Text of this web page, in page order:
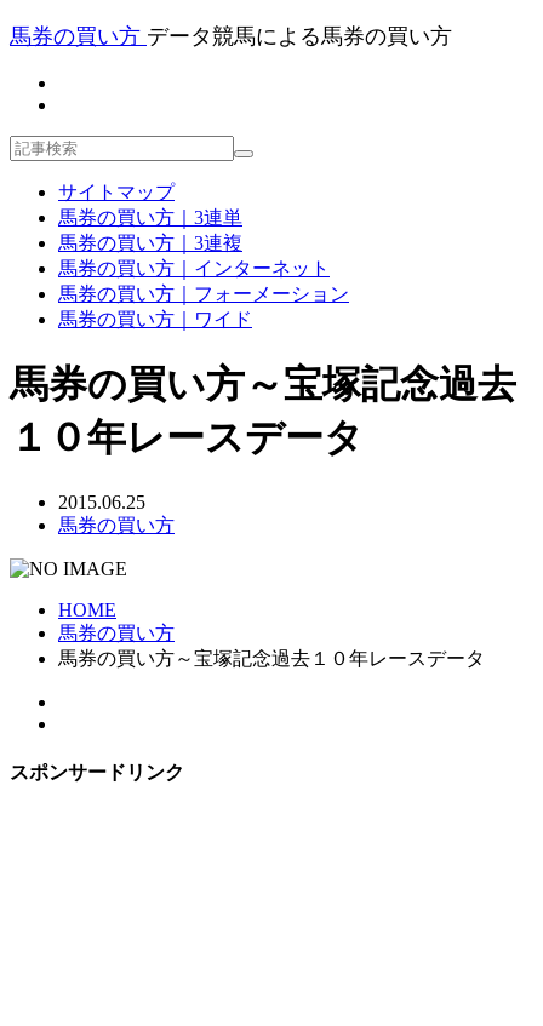
馬券の買い方 データ競馬による馬券の買い方
サイトマップ
馬券の買い方｜3連単
馬券の買い方｜3連複
馬券の買い方｜インターネット
馬券の買い方｜フォーメーション
馬券の買い方｜ワイド
馬券の買い方～宝塚記念過去
１０年レースデータ
2015.06.25
馬券の買い方
HOME
馬券の買い方
馬券の買い方～宝塚記念過去１０年レースデータ
スポンサードリンク